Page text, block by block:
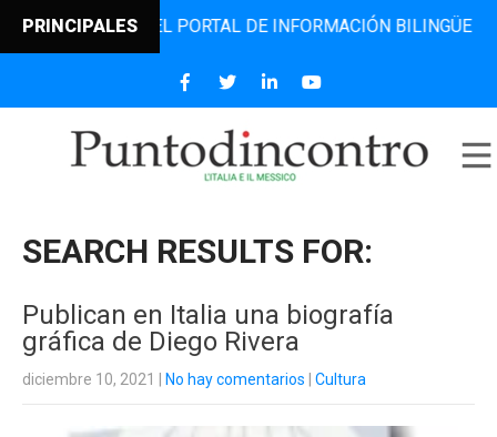
PRINCIPALES
EL PORTAL DE INFORMACIÓN BILINGÜE QUE DESDE
SEARCH RESULTS FOR:
Publican en Italia una biografía
gráfica de Diego Rivera
diciembre 10, 2021 No hay comentarios Cultura